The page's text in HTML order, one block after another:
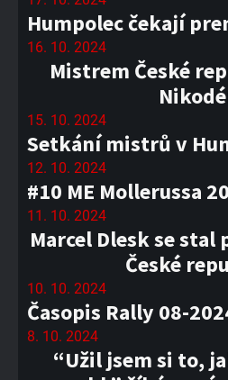
Humpolec čekají
16. 10. 2024
Mistrem České
15. 10. 2024
Setkání mistrů v
12. 10. 2024
#10 ME Mollerussa
11. 10. 2024
Marcel Dlesk se
České
10. 10. 2024
Časopis Rally 08-
8. 10. 2024
“Užil jsem si to,